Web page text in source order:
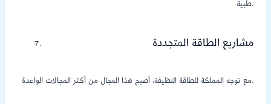
طبية.
مشاريع الطاقة المتجددة
مع توجه المملكة للطاقة النظيفة، أصبح هذا المجال من أكثر المجالات الواعدة.